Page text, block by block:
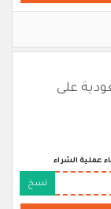
على
عملية الشراء
نسخ